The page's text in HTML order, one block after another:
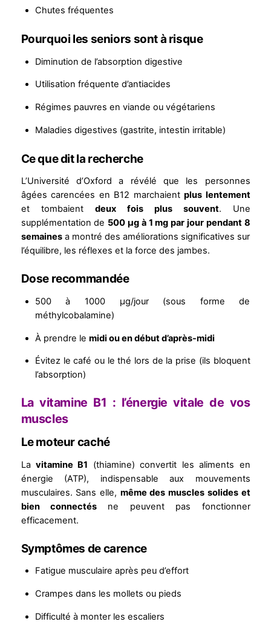
Chutes fréquentes
Pourquoi les seniors sont à risque
Diminution de l’absorption digestive
Utilisation fréquente d’antiacides
Régimes pauvres en viande ou végétariens
Maladies digestives (gastrite, intestin irritable)
Ce que dit la recherche
L’Université d’Oxford a révélé que les personnes
âgées carencées en B12 marchaient plus lentement
et tombaient deux fois plus souvent. Une
supplémentation de 500 µg à 1 mg par jour pendant 8
semainesa montré des améliorations significatives sur
l’équilibre, les réflexes et la force des jambes.
Dose recommandée
500 à 1000 µg/jour (sous forme de
méthylcobalamine)
À prendre le midi ou en début d’après-midi
Évitez le café ou le thé lors de la prise (ils bloquent
l’absorption)
La vitamine B1 : l’énergie vitale de vos
muscles
Le moteur caché
La vitamine B1 (thiamine) convertit les aliments en
énergie (ATP), indispensable aux mouvements
musculaires. Sans elle, même des muscles solides et
bien connectésne peuvent pas fonctionner
efficacement.
Symptômes de carence
Fatigue musculaire après peu d’effort
Crampes dans les mollets ou pieds
Difficulté à monter les escaliers